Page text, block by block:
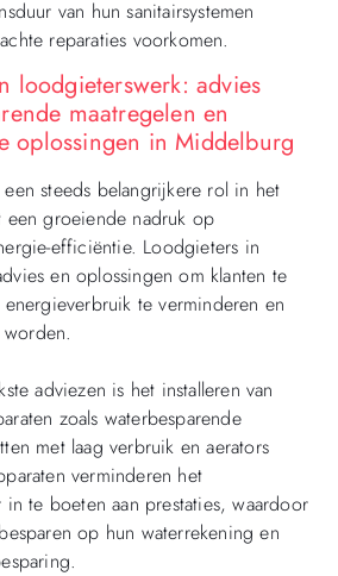
van hun sanitairsystemen
reparaties voorkomen.
loodgieterswerk: advies
maatregelen en
oplossingen in Middelburg
steeds belangrijkere rol in het
groeiende nadruk op
efficiëntie. Loodgieters in
en oplossingen om klanten te
te verminderen en
adviezen is het installeren van
zoals waterbesparende
met laag verbruik en aerators
verminderen het
te boeten aan prestaties, waardoor
op hun waterrekening en